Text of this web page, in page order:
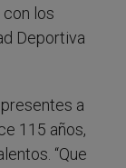
con los
Deportiva
a
115 años,
“Que